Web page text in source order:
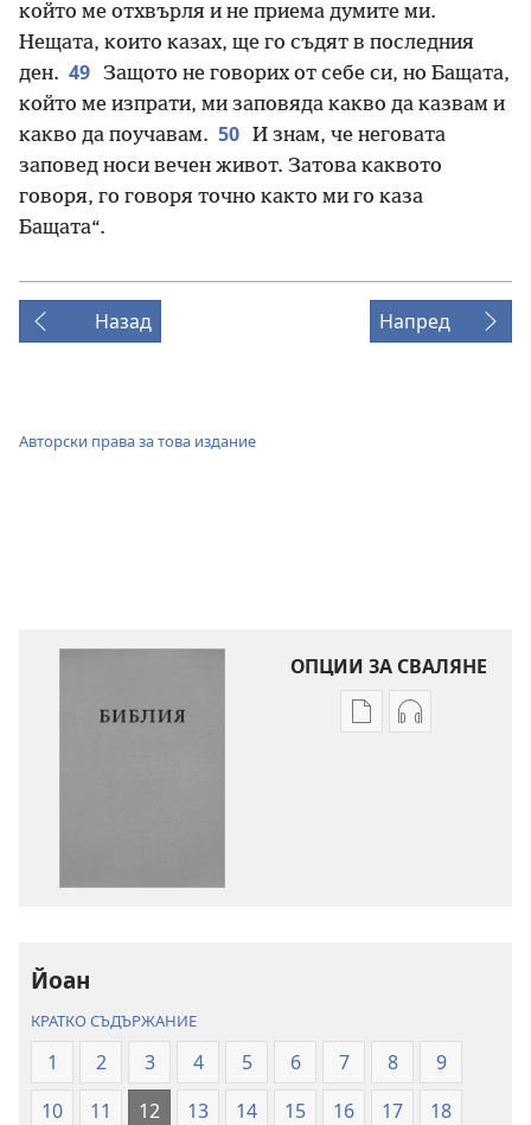
който ме отхвърля и не приема думите ми.
Нещата, които казах, ще го съдят в последния
ден. 49 Защото не говорих от себе си, но Бащата,
който ме изпрати, ми заповяда какво да казвам и
какво да поучавам. 50 И знам, че неговата
заповед носи вечен живот. Затова каквото
говоря, го говоря точно както ми го каза
Бащата“.
Назад Напред
Авторски права за това издание
ОПЦИИ ЗА СВАЛЯНЕ
Опции
(2024
Опции
(2024
Йоан
КРАТКО СЪДЪРЖАНИЕ
1 2 3 4 5 6 7 8
9
10
11 12 13 14 15 16 17
18